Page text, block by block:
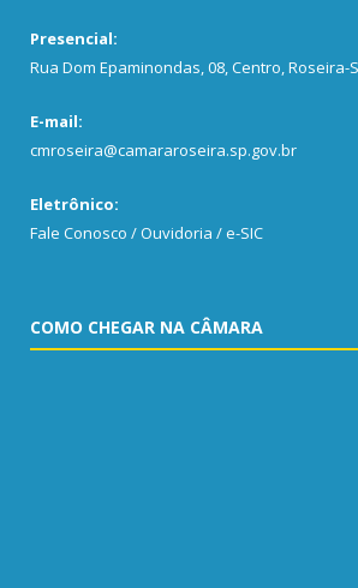
Presencial:
Rua Dom Epaminondas, 08, Centro, Roseira-
E-mail:
cmroseira@camararoseira.sp.gov.br
Eletrônico:
Fale Conosco / Ouvidoria / e-SIC
COMO CHEGAR NA CÂMARA